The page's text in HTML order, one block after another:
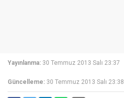
Yayınlanma: 30 Temmuz 2013 Salı 23:37
Güncelleme: 30 Temmuz 2013 Salı 23:38